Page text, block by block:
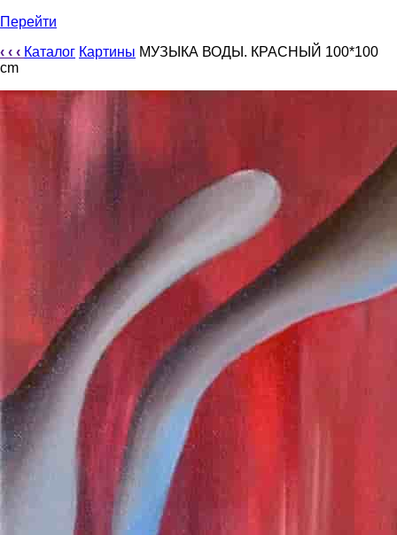
Перейти
‹ ‹ ‹ Каталог Картины МУЗЫКА ВОДЫ. КРАСНЫЙ 100*100
cm